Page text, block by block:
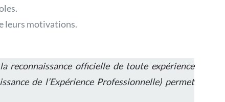
leurs motivations.
reconnaissance officielle de toute expérience
de l’Expérience Professionnelle) permet